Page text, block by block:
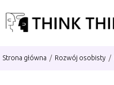
Strona główna / Rozwój osobisty /